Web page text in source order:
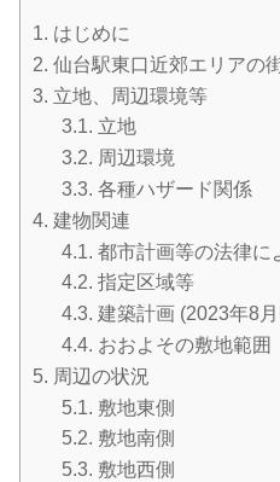
1. はじめに
2. 仙台駅東口近郊エリアの
3. 立地、周辺環境等
3.1. 立地
3.2. 周辺環境
3.3. 各種ハザード関係
4. 建物関連
4.1. 都市計画等の法律に
4.2. 指定区域等
4.3. 建築計画 (2023年8
4.4. おおよその敷地範囲
5. 周辺の状況
5.1. 敷地東側
5.2. 敷地南側
5.3. 敷地西側